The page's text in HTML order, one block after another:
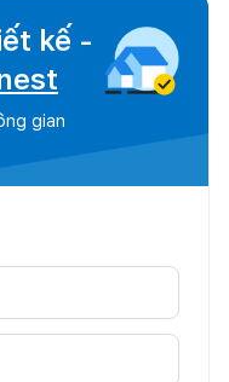
kế -
gian